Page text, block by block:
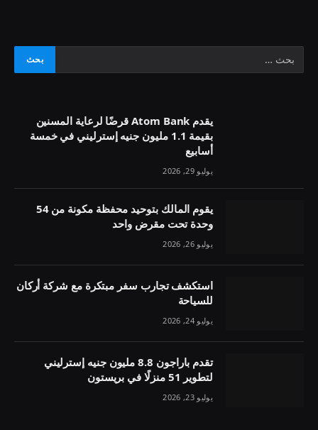
يقدم Atom Bank قرضًا لرعاية المسنين
بقيمة 1.1 مليون جنيه إسترليني في خمسة
أسابيع
يوليو 29, 2026
يقوم المالك بتوحيد محفظة مكونة من 54
وحدة تحت مقرض واحد
يوليو 26, 2026
استكشف تجارب سفر مبتكرة مع شركة أركان
للسياحة
يوليو 24, 2026
تقدم باراجون 8.8 مليون جنيه إسترليني
لتطوير 51 منزلًا في بريستون
يوليو 23, 2026